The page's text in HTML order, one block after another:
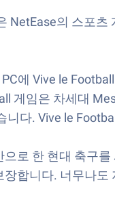
NetEase의 스포
에 Vive le
게임은 차세대
니다. Vive le
로 한 현대 축구
장합니다. 너무나